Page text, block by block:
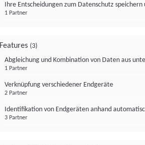
Ihre Entscheidungen zum Datenschutz
1 Partner
Features (3)
Abgleichung und Kombination von Daten aus
1 Partner
Verknüpfung verschiedener Endgeräte
2 Partner
Identifikation von Endgeräten anhand
3 Partner